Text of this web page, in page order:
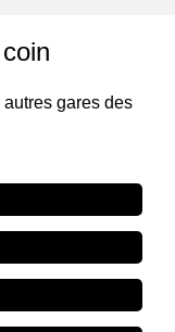
gares des